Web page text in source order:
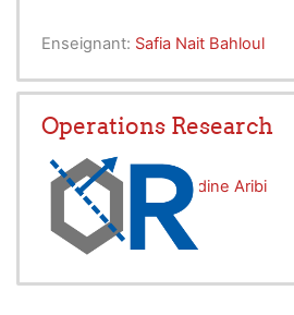
Enseignant: Safia Nait Bahloul
Operations Research
Enseignant: Noureddine Aribi